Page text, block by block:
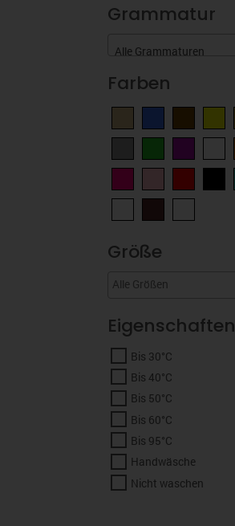
Grammatur
Alle Grammaturen
Farben
Größe
Eigenschaften
Bis 30°C
Bis 40°C
Bis 50°C
Bis 60°C
Bis 95°C
Handwäsche
Nicht waschen